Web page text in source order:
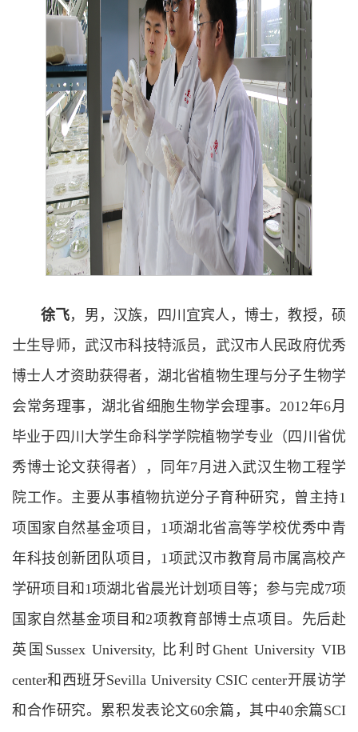
徐飞，男，汉族，四川宜宾人，博士，教授，硕
士生导师，武汉市科技特派员，武汉市人民政府优秀
博士人才资助获得者，湖北省植物生理与分子生物学
会常务理事，湖北省细胞生物学会理事。2012年6月
毕业于四川大学生命科学学院植物学专业（四川省优
秀博士论文获得者），同年7月进入武汉生物工程学
院工作。主要从事植物抗逆分子育种研究，曾主持1
项国家自然基金项目，1项湖北省高等学校优秀中青
年科技创新团队项目，1项武汉市教育局市属高校产
学研项目和1项湖北省晨光计划项目等；参与完成7项
国家自然基金项目和2项教育部博士点项目。先后赴
英国Sussex University, 比利时Ghent University VIB
center和西班牙Sevilla University CSIC center开展访学
和合作研究。累积发表论文60余篇，其中40余篇SCI